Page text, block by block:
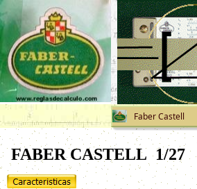
Faber Castell
FABER CASTELL 1/27